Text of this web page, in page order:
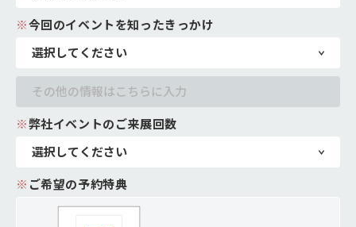
※今回のイベントを知ったきっかけ
※弊社イベントのご来展回数
※ ご希望の予約特典